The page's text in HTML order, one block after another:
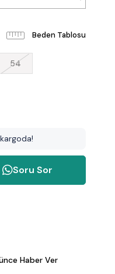
Beden Tablosu
54
Soru Sor
Haber Ver